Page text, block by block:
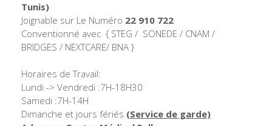
Tunis)
Joignable sur Le Numéro 22 910 722
Conventionné avec { STEG / SONEDE / CNAM /
BRIDGES / NEXTCARE/ BNA }
Horaires de Travail:
Lundi -> Vendredi :7H-18H30
Samedi :7H-14H
Dimanche et jours fériés (Service de garde)